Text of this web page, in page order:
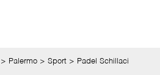
> Palermo > Sport > Padel Schillaci